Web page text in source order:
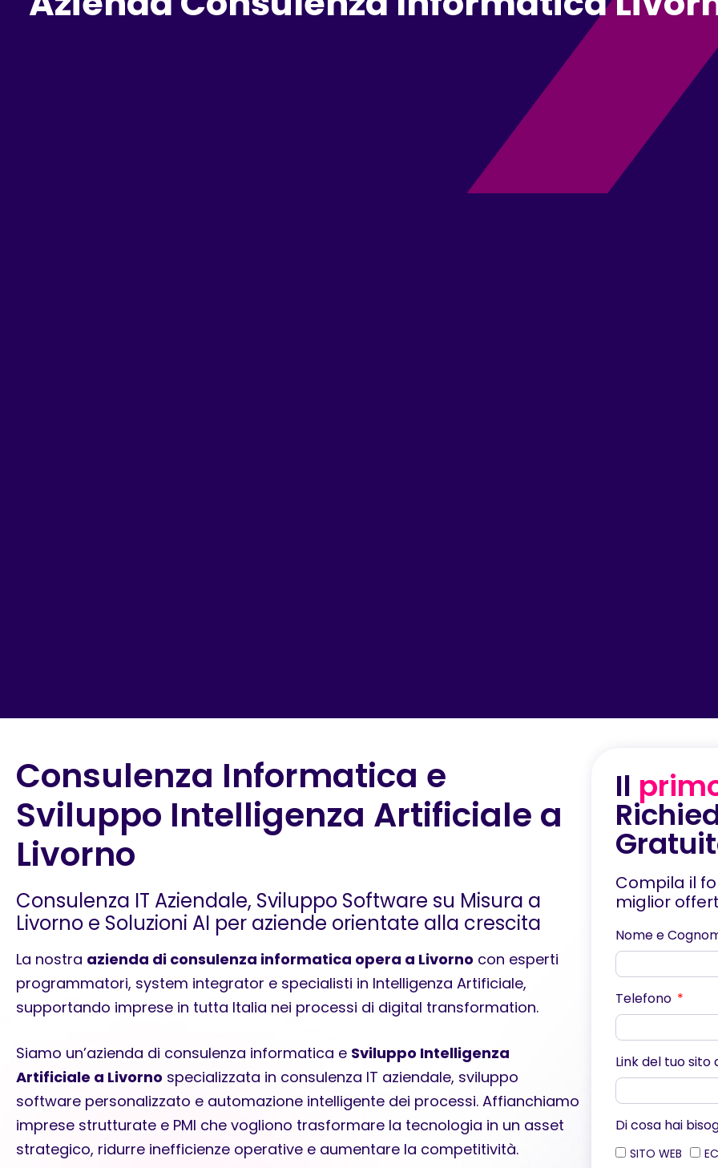
Consulenza Informatica e
Sviluppo Intelligenza Artificiale a
Livorno
Consulenza IT Aziendale, Sviluppo Software su Misura a
Livorno e Soluzioni AI per aziende orientate alla crescita
La nostra azienda di consulenza informatica opera a Livorno con esperti
programmatori, system integrator e specialisti in Intelligenza Artificiale,
supportando imprese in tutta Italia nei processi di digital transformation.
Siamo un’azienda di consulenza informatica e Sviluppo Intelligenza
Artificiale a Livorno specializzata in consulenza IT aziendale, sviluppo
software personalizzato e automazione intelligente dei processi. Affianchiamo
imprese strutturate e PMI che vogliono trasformare la tecnologia in un asset
strategico, ridurre inefficienze operative e aumentare la competitività.
Il
Compila il
miglior
Nome e
Telefono
Link del tuo sito
Di cosa hai
SITO WEB